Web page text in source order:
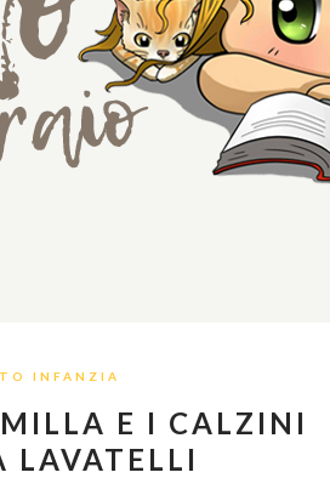
INFANZIA
E I CALZINI
LAVATELLI